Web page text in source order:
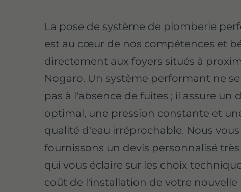
La pose de système de plomberie
est au cœur de nos compétences et
directement aux foyers situés à
Nogaro. Un système performant ne
pas à l'absence de fuites ; il assure un
optimal, une pression constante et
qualité d'eau irréprochable. Nous vous
fournissons un devis personnalisé
qui vous éclaire sur les choix
coût de l'installation de votre nouvelle